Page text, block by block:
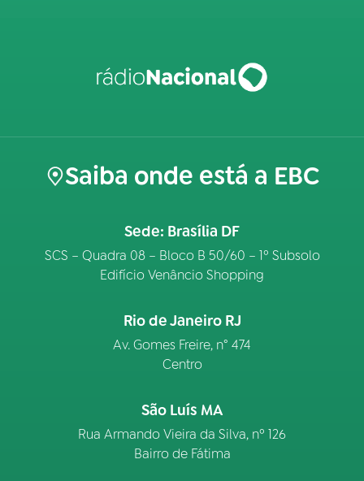
Saiba onde está a EBC
Sede: Brasília DF
SCS – Quadra 08 – Bloco B 50/60 – 1º Subsolo
Edifício Venâncio Shopping
Rio de Janeiro RJ
Av. Gomes Freire, n° 474
Centro
São Luís MA
Rua Armando Vieira da Silva, nº 126
Bairro de Fátima